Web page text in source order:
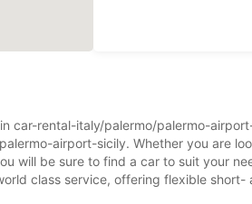
car-rental-italy/palermo/palermo-
airport-sicily. Whether you are
will be sure to find a car to suit your
class service, offering flexible